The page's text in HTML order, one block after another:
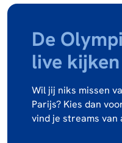
De
live kijken
Wil jij niks missen
Parijs? Kies dan
vind je streams van